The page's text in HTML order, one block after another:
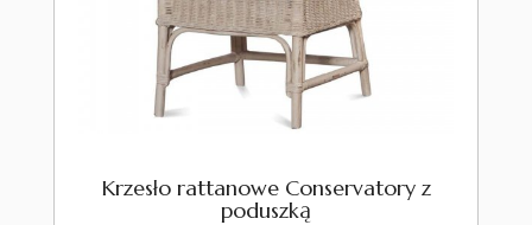
Krzesło rattanowe Conservatory z
poduszką